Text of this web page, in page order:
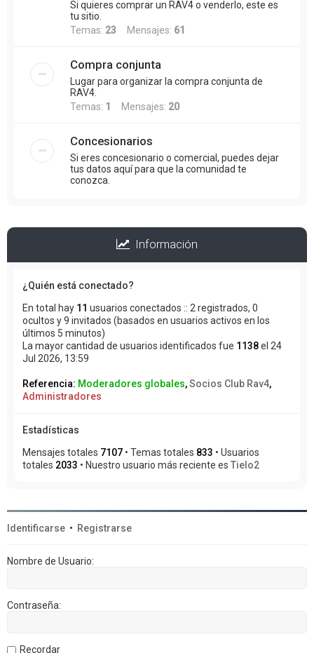
Si quieres comprar un RAV4 o venderlo, este es
tu sitio.
Temas: 23 Mensajes: 61
Compra conjunta
Lugar para organizar la compra conjunta de
RAV4.
Temas: 1 Mensajes: 20
Concesionarios
Si eres concesionario o comercial, puedes dejar
tus datos aquí para que la comunidad te
conozca.
Información
¿Quién está conectado?
En total hay 11 usuarios conectados :: 2 registrados, 0
ocultos y 9 invitados (basados en usuarios activos en los
últimos 5 minutos)
La mayor cantidad de usuarios identificados fue 1138el 24
Jul 2026, 13:59
Referencia: Moderadores globales,Socios Club Rav4,
Administradores
Estadísticas
Mensajes totales 7107 • Temas totales 833 • Usuarios
totales 2033 • Nuestro usuario más reciente es Tielo2
Identificarse • Registrarse
Nombre de Usuario:
Contraseña:
Recordar